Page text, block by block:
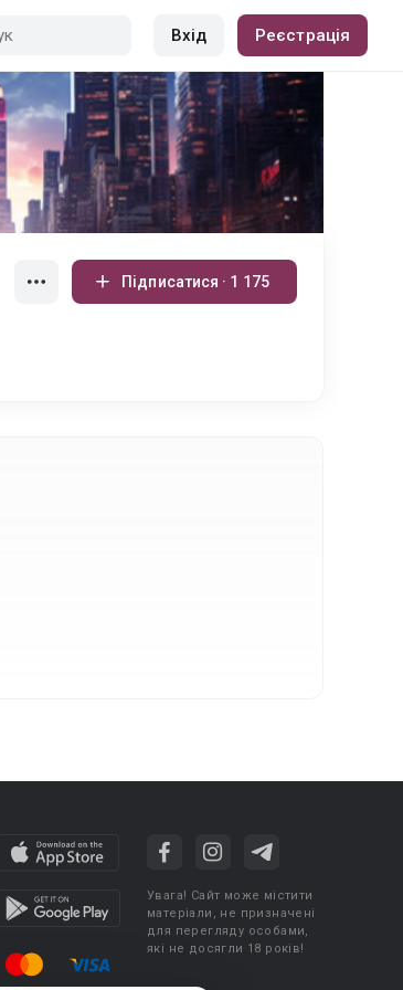
Вхід Реєстрація
Підписатися · 1 175
Увага! Сайт може містити
матеріали, не призначені
для перегляду особами,
які не досягли 18 років!